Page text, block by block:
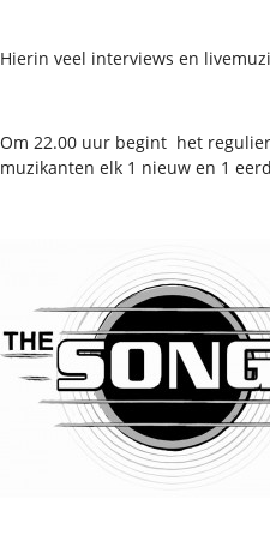
Hierin veel interviews en
Om 22.00 uur begint het
muzikanten elk 1 nieuw en 1